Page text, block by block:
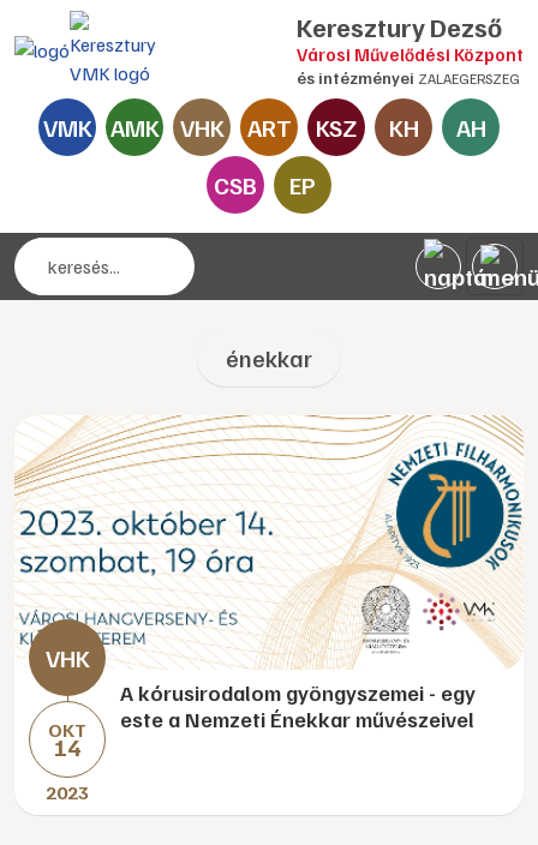
Keresztury Dezső
Városi Művelődési Központ
és intézményei ZALAEGERSZEG
VMK AMK VHK ART KSZ KH
AH
CSB
EP
énekkar
OKT
14
2023
A kórusirodalom gyöngyszemei - egy
este a Nemzeti Énekkar művészeivel